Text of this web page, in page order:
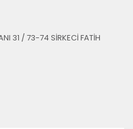
31 / 73-74 SİRKECİ FATİH